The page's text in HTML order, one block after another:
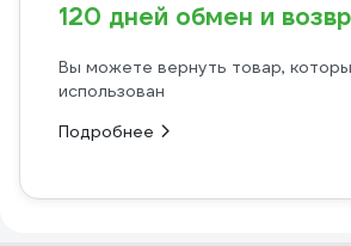
120 дней обмен и
Вы можете вернуть товар,
использован
Подробнее